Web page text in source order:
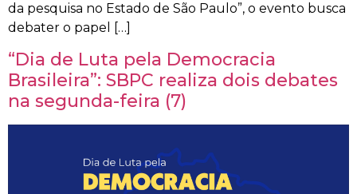
da pesquisa no Estado de São Paulo”, o evento busca
debater o papel […]
“Dia de Luta pela Democracia
Brasileira”: SBPC realiza dois debates
na segunda-feira (7)